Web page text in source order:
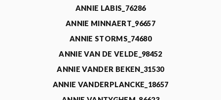
ANNIE LABIS_76286
ANNIE MINNAERT_96657
ANNIE STORMS_74680
ANNIE VAN DE VELDE_98452
ANNIE VANDER BEKEN_31530
ANNIE VANDERPLANCKE_18657